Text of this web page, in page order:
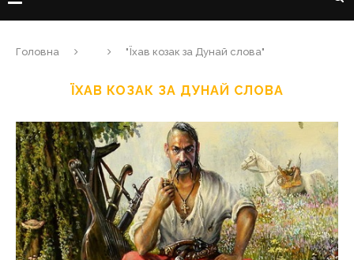
Головна "Їхав козак за Дунай слова"
ЇХАВ КОЗАК ЗА ДУНАЙ СЛОВА